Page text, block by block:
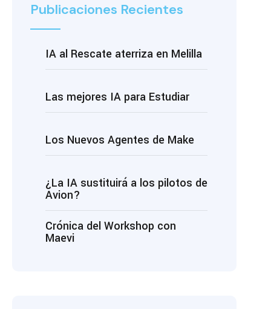
Publicaciones Recientes
IA al Rescate aterriza en Melilla
Las mejores IA para Estudiar
Los Nuevos Agentes de Make
¿La IA sustituirá a los pilotos de
Avion?
Crónica del Workshop con
Maevi